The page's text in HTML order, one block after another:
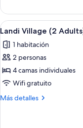
and
child)
Village
(2
Adults
child)
Ver
todas
las
fotos
de
Landi
Village
9
Landi Village (2
1 habitación
2 personas
4 camas individuales
Wifi gratuito
Más detalles
Más